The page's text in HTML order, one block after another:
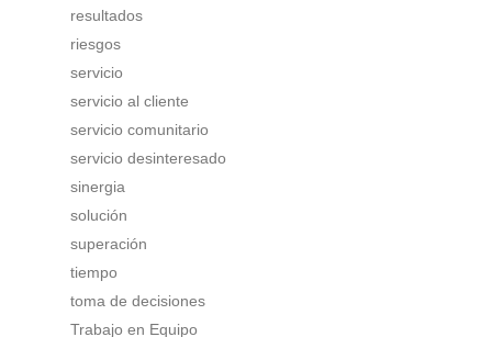
resultados
riesgos
servicio
servicio al cliente
servicio comunitario
servicio desinteresado
sinergia
solución
superación
tiempo
toma de decisiones
Trabajo en Equipo